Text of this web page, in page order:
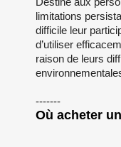
limitations
difficile leur
d’utiliser
raison de leurs
-------
Où acheter